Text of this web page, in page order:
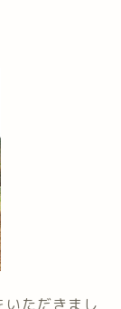
ただきまし